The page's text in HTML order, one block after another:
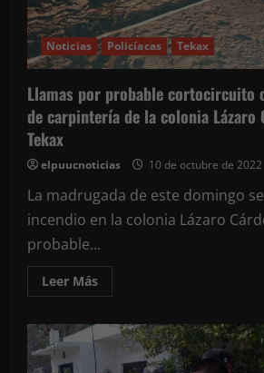
Noticias Policíacas Tekax
Llamas por probable cortocircuito
de carpintería de la colonia Lázaro
Tekax
elpuucnoticias 10 de octubre de 2022
La madrugada de este domingo
incendio en la colonia Lázaro
probable...
Leer MásLeer
más
Llamas
por
probable
cortocircuito